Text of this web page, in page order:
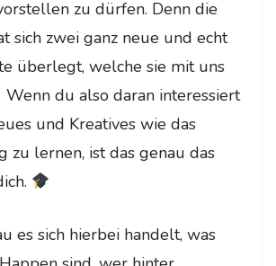
zu dürfen. Denn die
sich zwei ganz neue und echt
überlegt, welche sie mit uns
Wenn du also daran interessiert
und Kreatives wie das
zu lernen, ist das genau das
es sich hierbei handelt, was